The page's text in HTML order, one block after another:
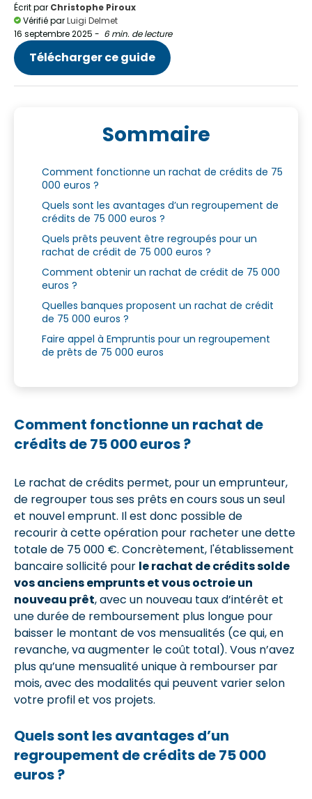
Écrit par Christophe Piroux
Vérifié parLuigi Delmet
16 septembre 2025 - 6 min. de lecture
Télécharger ce guide
Sommaire
Comment fonctionne un rachat de crédits de 75
000 euros ?
Quels sont les avantages d’un regroupement de
crédits de 75 000 euros ?
Quels prêts peuvent être regroupés pour un
rachat de crédit de 75 000 euros ?
Comment obtenir un rachat de crédit de 75 000
euros ?
Quelles banques proposent un rachat de crédit
de 75 000 euros ?
Faire appel à Empruntis pour un regroupement
de prêts de 75 000 euros
Comment fonctionne un rachat de
crédits de 75 000 euros ?
Le rachat de crédits permet, pour un emprunteur,
de regrouper tous ses prêts en cours sous un seul
et nouvel emprunt. Il est donc possible de
recourir à cette opération pour racheter une dette
totale de 75 000 €. Concrètement, l'établissement
bancaire sollicité pour le rachat de crédits solde
vos anciens emprunts et vous octroie un
nouveau prêt, avec un nouveau taux d’intérêt et
une durée de remboursement plus longue pour
baisser le montant de vos mensualités (ce qui, en
revanche, va augmenter le coût total). Vous n’avez
plus qu’une mensualité unique à rembourser par
mois, avec des modalités qui peuvent varier selon
votre profil et vos projets.
Quels sont les avantages d’un
regroupement de crédits de 75 000
euros ?